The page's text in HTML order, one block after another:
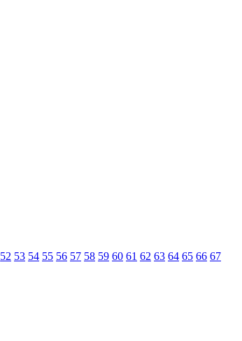
52 53 54 55 56 57 58 59 60 61 62 63 64 65 66 67